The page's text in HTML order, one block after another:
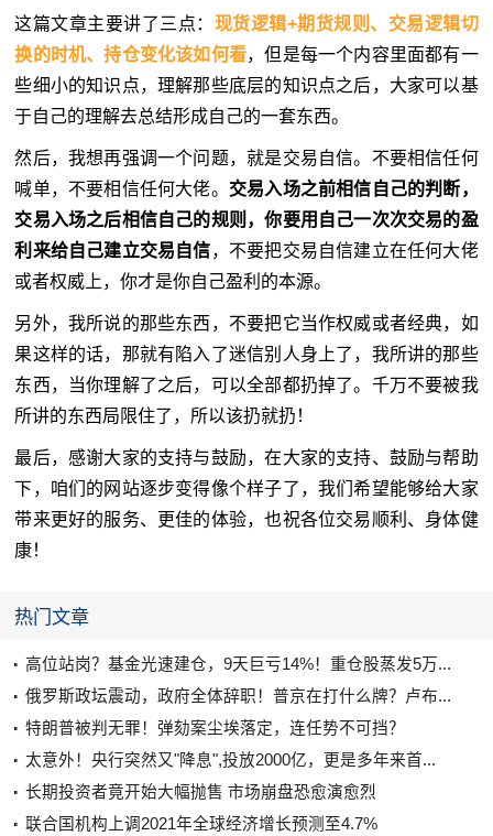
这篇文章主要讲了三点： 现货逻辑+期货规则、交易逻辑切
换的时机、持仓变化该如何看，但是每一个内容里面都有一
些细小的知识点，理解那些底层的知识点之后，大家可以基
于自己的理解去总结形成自己的一套东西。
然后，我想再强调一个问题，就是交易自信。不要相信任何
喊单，不要相信任何大佬。 交易入场之前相信自己的判断，
交易入场之后相信自己的规则，你要用自己一次次交易的盈
利来给自己建立交易自信，不要把交易自信建立在任何大佬
或者权威上，你才是你自己盈利的本源。
另外，我所说的那些东西，不要把它当作权威或者经典，如
果这样的话，那就有陷入了迷信别人身上了，我所讲的那些
东西，当你理解了之后，可以全部都扔掉了。千万不要被我
所讲的东西局限住了，所以该扔就扔！
最后，感谢大家的支持与鼓励，在大家的支持、鼓励与帮助
下，咱们的网站逐步变得像个样子了，我们希望能够给大家
带来更好的服务、更佳的体验，也祝各位交易顺利、身体健
康！
热门文章
高位站岗？基金光速建仓，9天巨亏14%！重仓股蒸发5万...
俄罗斯政坛震动，政府全体辞职！普京在打什么牌？卢布...
特朗普被判无罪！弹劾案尘埃落定，连任势不可挡？
太意外！央行突然又"降息",投放2000亿，更是多年来首...
长期投资者竟开始大幅抛售 市场崩盘恐愈演愈烈
联合国机构上调2021年全球经济增长预测至4.7%